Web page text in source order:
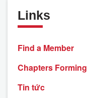
Links
Find a Member
Chapters Forming
Tin tức